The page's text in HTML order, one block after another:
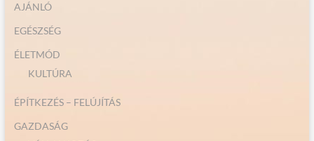
AJÁNLÓ
EGÉSZSÉG
ÉLETMÓD
KULTÚRA
ÉPÍTKEZÉS – FELÚJÍTÁS
GAZDASÁG